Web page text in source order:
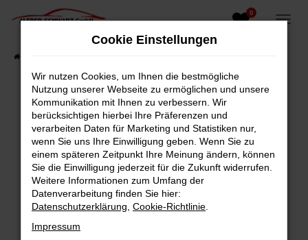
Zum
0
Fehler: Network Error
Beim Laden ist ein Fehler aufgetreten.
Hier sind ein paar Tipps, die dir helfen können:
Überprüfe deine Firewall und deine
Internetverbindung.
Laden andere Webseiten, zum Beispiel deine
Suchmaschine?
Cookie Einstellungen
Wir nutzen Cookies, um Ihnen die bestmögliche
Nutzung unserer Webseite zu ermöglichen und unsere
Kommunikation mit Ihnen zu verbessern. Wir
berücksichtigen hierbei Ihre Präferenzen und
verarbeiten Daten für Marketing und Statistiken nur,
wenn Sie uns Ihre Einwilligung geben. Wenn Sie zu
einem späteren Zeitpunkt Ihre Meinung ändern, können
Sie die Einwilligung jederzeit für die Zukunft widerrufen.
Weitere Informationen zum Umfang der
Datenverarbeitung finden Sie hier:
Datenschutzerklärung Cookie-Richtlinie
Impressum